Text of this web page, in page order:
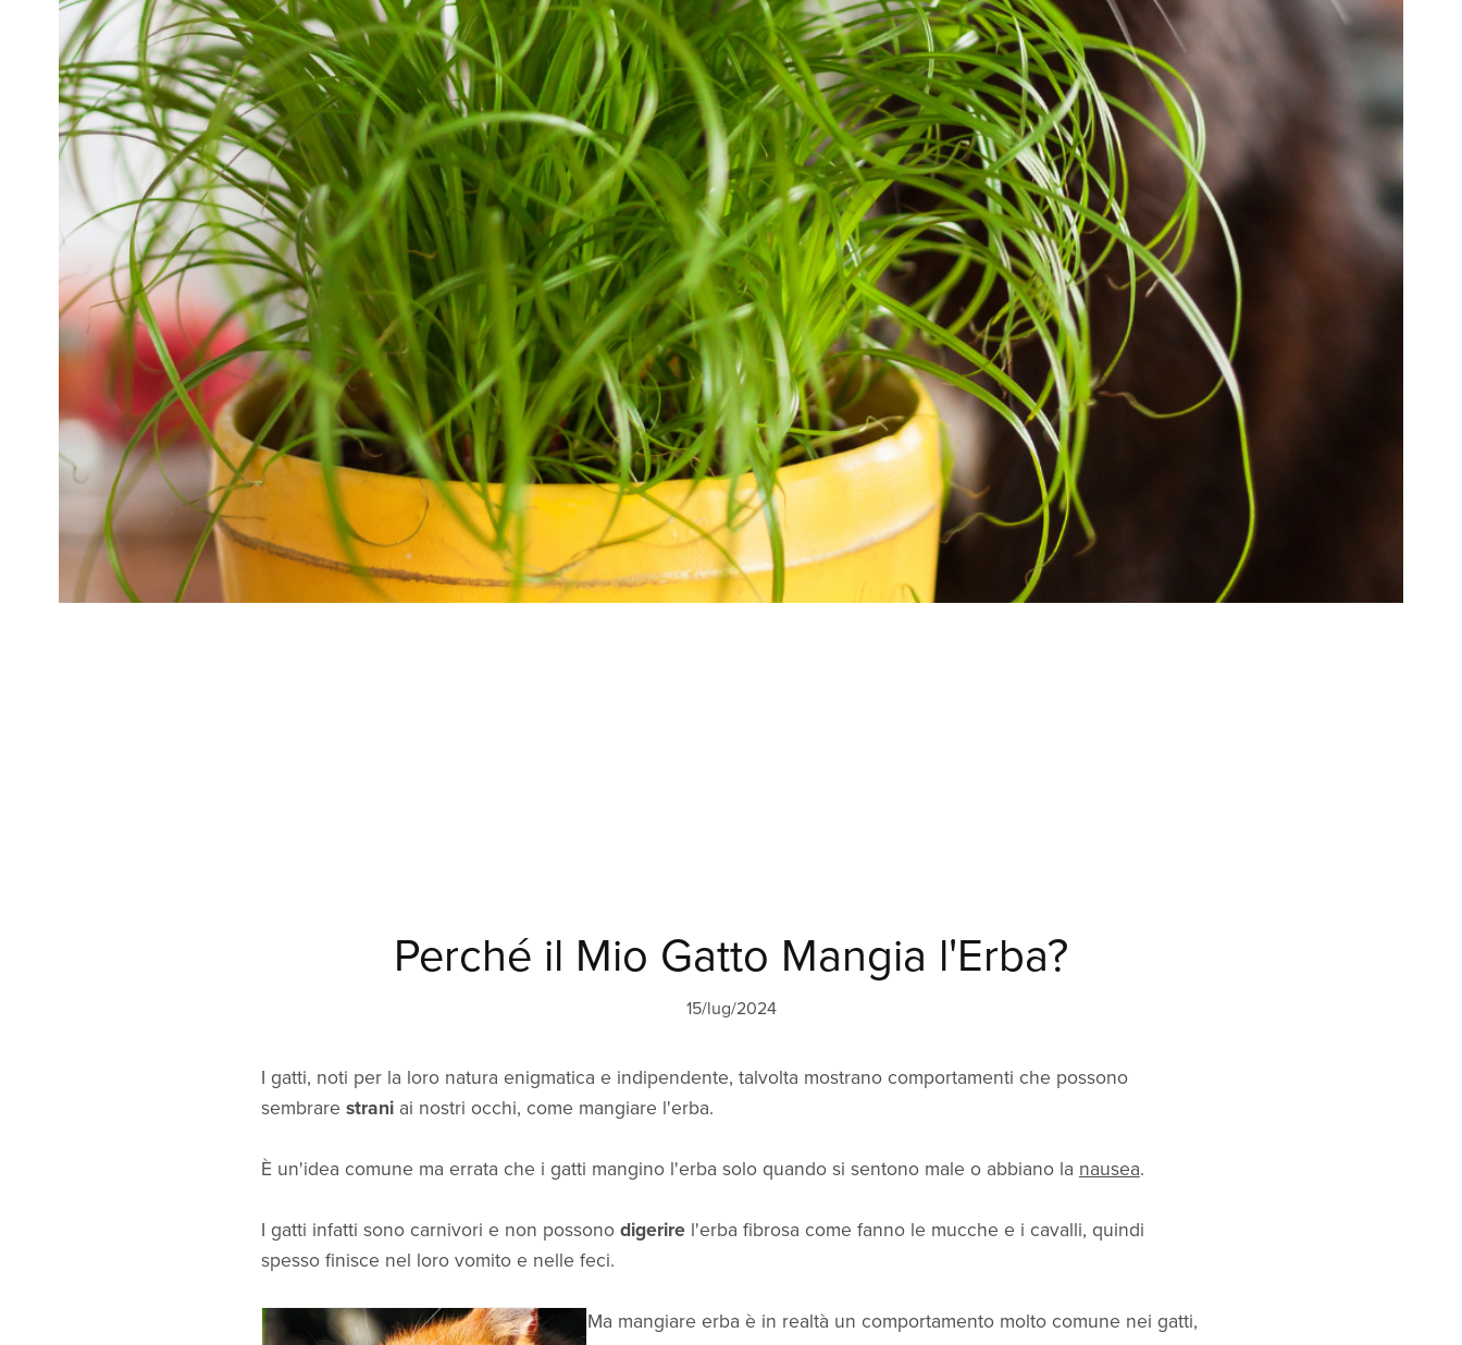
Perché il Mio Gatto Mangia l'Erba?
15/lug/2024
I gatti, noti per la loro natura enigmatica e indipendente, talvolta mostrano comportamenti che possono
sembrare strani ai nostri occhi, come mangiare l'erba.
È un'idea comune ma errata che i gatti mangino l'erba solo quando si sentono male o abbiano la nausea.
I gatti infatti sono carnivori e non possono digerire l'erba fibrosa come fanno le mucche e i cavalli, quindi
spesso finisce nel loro vomito e nelle feci.
Ma mangiare erba è in realtà un comportamento molto comune nei gatti,